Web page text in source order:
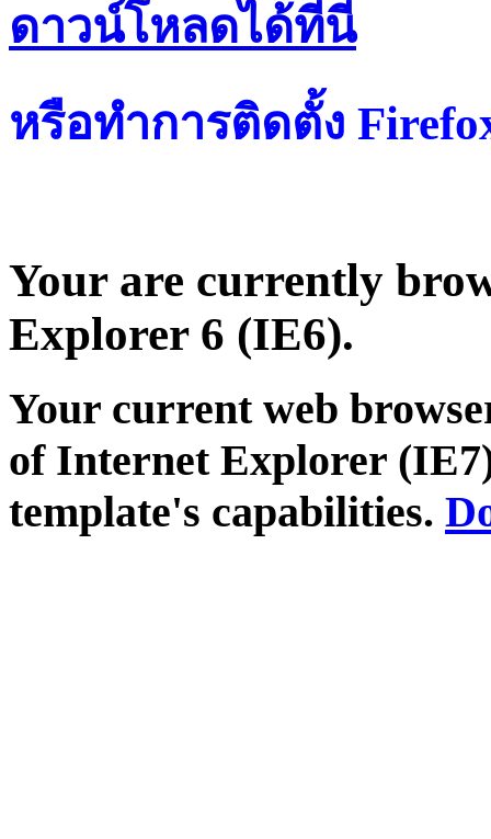
ดาวน์โหลดได้ที่น
หรือทำการติดตั้ง
Your are currently
Explorer 6 (IE6).
Your current web
of Internet Explorer
template's capabilities.